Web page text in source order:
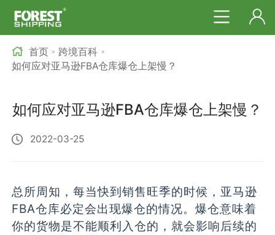
首页 > 跨境百科 >
如何应对亚马逊FBA仓库爆仓上架慢？
如何应对亚马逊FBA仓库爆仓上架慢？
2022-03-25
总所周知，每当快到销售旺季的时候，亚马逊
FBA仓库必定会出现爆仓的情况。爆仓意味着
你的货物是不能顺利入仓的，就会影响后续的